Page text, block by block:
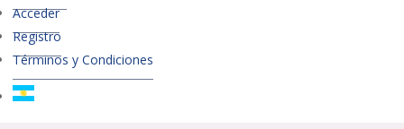
Acceder
Registro
Términos y Condiciones